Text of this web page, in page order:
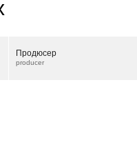
Продюсер
producer